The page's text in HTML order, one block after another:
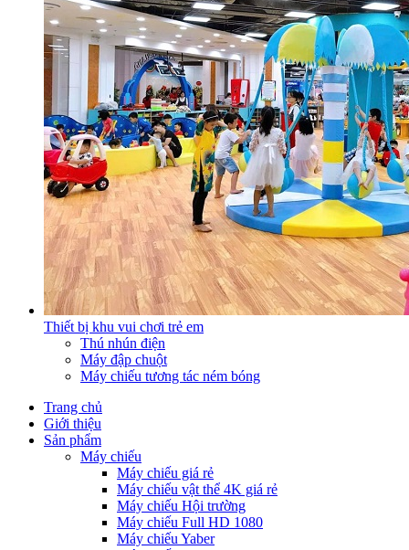
Thiết bị khu vui chơi trẻ em
Thú nhún điện
Máy đập chuột
Máy chiếu tương tác ném bóng
Trang chủ
Giới thiệu
Sản phẩm
Máy chiếu
Máy chiếu giá rẻ
Máy chiếu vật thể 4K giá rẻ
Máy chiếu Hội trường
Máy chiếu Full HD 1080
Máy chiếu Yaber